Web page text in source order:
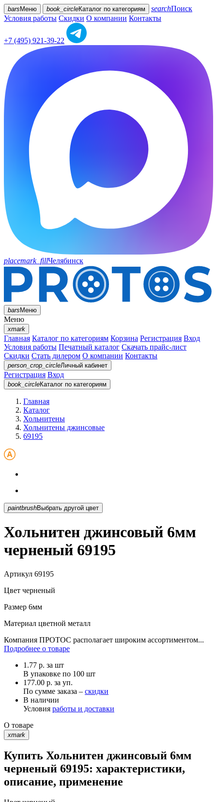
bars Меню book_circleКаталог по категориям searchПоиск
Условия работы Скидки О компании Контакты
+7 (495) 921-39-22
placemark_fillЧелябинск
barsМеню
Меню
xmark
Главная Каталог по категориям Корзина Регистрация Вход
Условия работы Печатный каталог Скачать прайс-лист
Скидки Стать дилером О компании Контакты
person_crop_circleЛичный кабинет
Регистрация Вход
book_circleКаталог по категориям
Главная
Каталог
Хольнитены
Хольнитены джинсовые
69195
paintbrush Выбрать другой цвет
Хольнитен джинсовый 6мм
черненый 69195
Артикул 69195
Цвет черненый
Размер 6мм
Материал цветной металл
Компания ПРОТОС располагает широким ассортиментом...
Подробнее о товаре
1.77 р. за шт
В упаковке по 100 шт
177.00 р. за уп.
По сумме заказа – скидки
В наличии
Условия работы и доставки
О товаре
xmark
Купить Хольнитен джинсовый 6мм
черненый 69195: характеристики,
описание, применение